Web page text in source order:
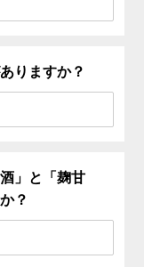
りますか？
」と「麹甘
？